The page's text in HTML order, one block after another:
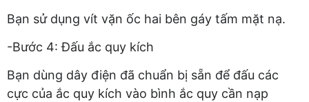
Bạn sử dụng vít vặn ốc hai bên gáy tấm mặt nạ.
-Bước 4: Đấu ắc quy kích
Bạn dùng dây điện đã chuẩn bị sẵn để đấu các
cực của ắc quy kích vào bình ắc quy cần nạp